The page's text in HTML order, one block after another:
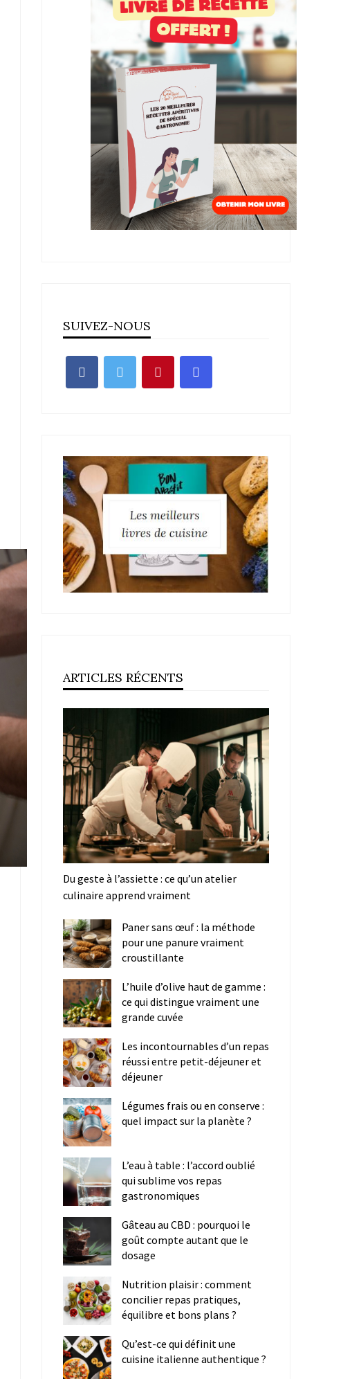
SUIVEZ-NOUS
ARTICLES RÉCENTS
Du geste à l’assiette : ce qu’un atelier
culinaire apprend vraiment
Paner sans œuf : la méthode
pour une panure vraiment
croustillante
L’huile d’olive haut de gamme :
ce qui distingue vraiment une
grande cuvée
Les incontournables d’un repas
réussi entre petit-déjeuner et
déjeuner
Légumes frais ou en conserve :
quel impact sur la planète ?
L’eau à table : l’accord oublié
qui sublime vos repas
gastronomiques
Gâteau au CBD : pourquoi le
goût compte autant que le
dosage
Nutrition plaisir : comment
concilier repas pratiques,
équilibre et bons plans ?
Qu’est-ce qui définit une
cuisine italienne authentique ?